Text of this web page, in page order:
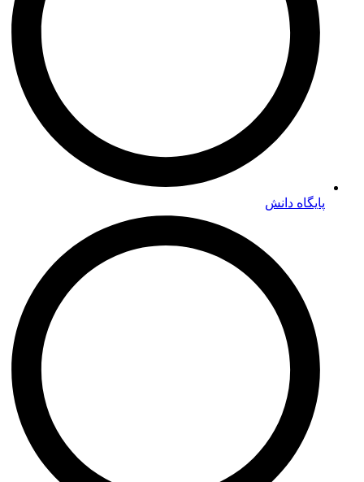
پایگاه دانش